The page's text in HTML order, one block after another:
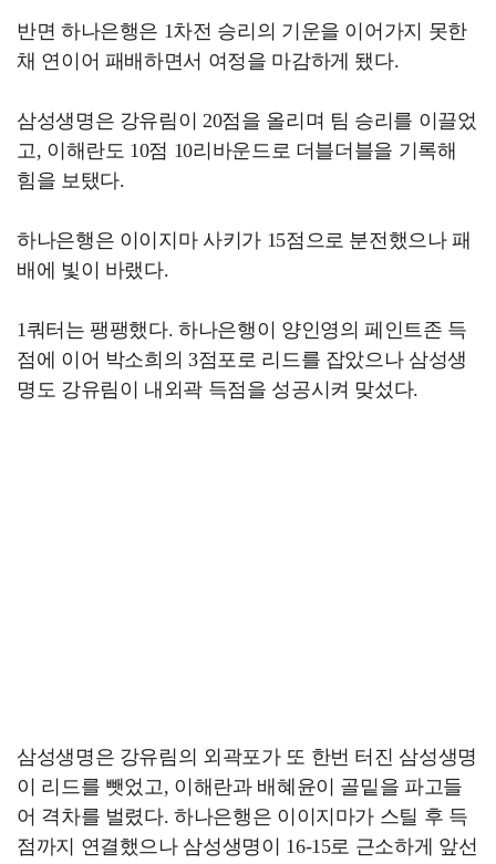
반면 하나은행은 1차전 승리의 기운을 이어가지 못한
채 연이어 패배하면서 여정을 마감하게 됐다.
삼성생명은 강유림이 20점을 올리며 팀 승리를 이끌었
고, 이해란도 10점 10리바운드로 더블더블을 기록해
힘을 보탰다.
하나은행은 이이지마 사키가 15점으로 분전했으나 패
배에 빛이 바랬다.
1쿼터는 팽팽했다. 하나은행이 양인영의 페인트존 득
점에 이어 박소희의 3점포로 리드를 잡았으나 삼성생
명도 강유림이 내외곽 득점을 성공시켜 맞섰다.
삼성생명은 강유림의 외곽포가 또 한번 터진 삼성생명
이 리드를 뺏었고, 이해란과 배혜윤이 골밑을 파고들
어 격차를 벌렸다. 하나은행은 이이지마가 스틸 후 득
점까지 연결했으나 삼성생명이 16-15로 근소하게 앞선